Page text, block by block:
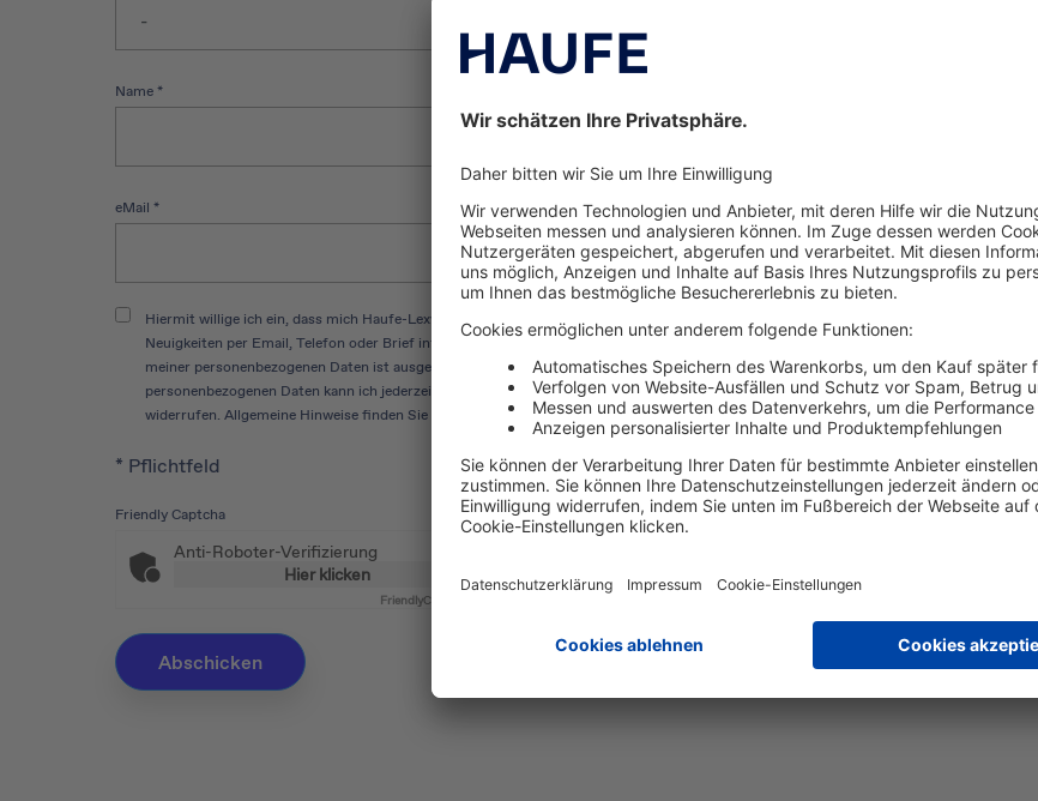
Name*
eMail *
Hiermit willige ich ein, dass mich Haufe-Lexware Media Sales über interessante Angebote und
Neuigkeiten per Email, Telefon oder Brief informiert. Eine darüber hinausgehende Nutzung
meiner personenbezogenen Daten ist ausgeschlossen. Diese Einwilligung zur Nutzung meiner
personenbezogenen Daten kann ich jederzeit mit einer Nachricht anwiderruf@haufe.de
widerrufen. Allgemeine Hinweise finden Sie in unserer
Datenschutzerklärung.*
* Pflichtfeld
Friendly Captcha
Anti-Roboter-Verifizierung
Hier klicken
FriendlyCaptcha ⇗
Abschicken